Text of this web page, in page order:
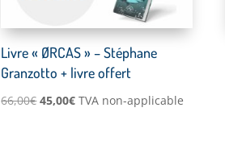
Livre « ØRCAS » – Stéphane
Granzotto + livre offert
66,00€Le
45,00€Le
TVA non-applicable